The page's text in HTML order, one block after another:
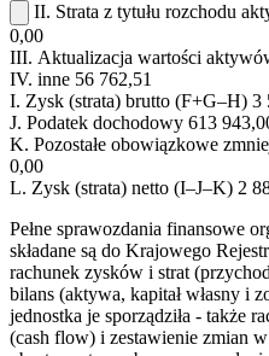
II. Strata z tytułu rozchodu
0,00
III. Aktualizacja wartości
IV. inne 56 762,51
I. Zysk (strata) brutto (F+G–H) 3
J. Podatek dochodowy 613
K. Pozostałe obowiązkowe
0,00
L. Zysk (strata) netto (I–J–K) 2
Pełne sprawozdania finansowe
składane są do Krajowego
rachunek zysków i strat
bilans (aktywa, kapitał własny i
jednostka je sporządziła - także
(cash flow) i zestawienie zmian